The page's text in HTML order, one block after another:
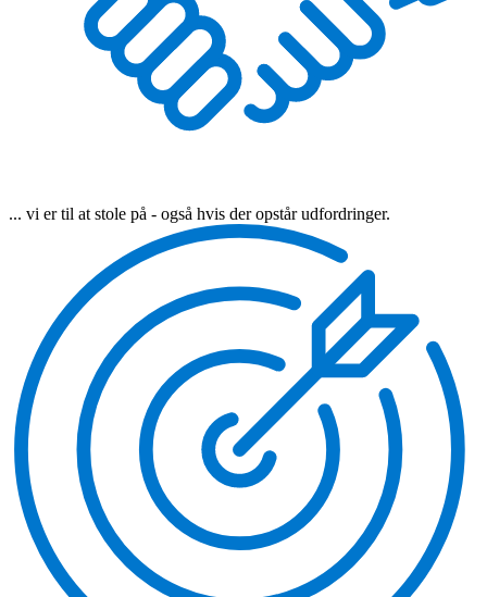
... vi er til at stole på - også hvis der opstår udfordringer.